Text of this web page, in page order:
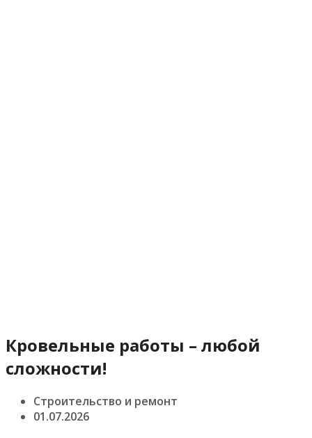
Кровельные работы – любой
сложности!
Строительство и ремонт
01.07.2026